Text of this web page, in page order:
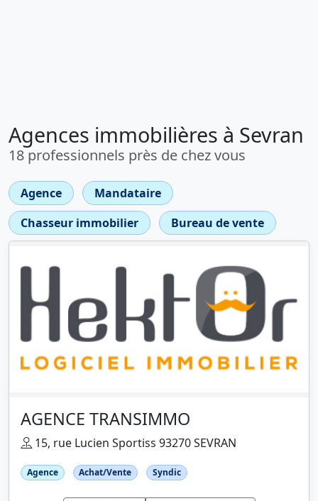
Agences immobilières à Sevran
18 professionnels près de chez vous
Agence
Mandataire
Chasseur immobilier
Bureau de vente
AGENCE TRANSIMMO
15, rue Lucien Sportiss 93270 SEVRAN
Agence Achat/Vente Syndic